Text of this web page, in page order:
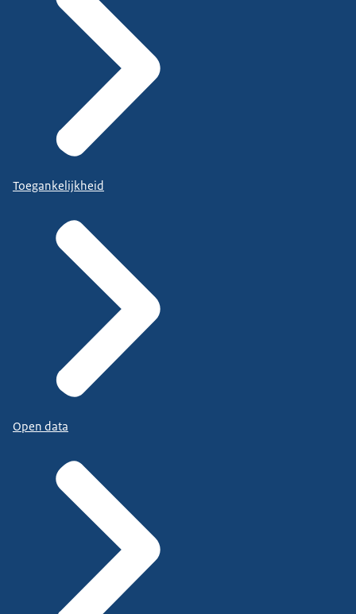
Toegankelijkheid
Open data